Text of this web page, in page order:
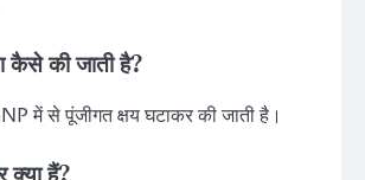
की जाती है?
में से पूंजीगत क्षय घटाकर की जाती है।